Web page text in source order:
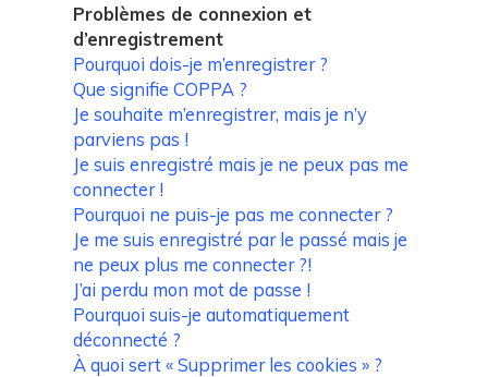
Problèmes de connexion et
d’enregistrement
Pourquoi dois-je m’enregistrer ?
Que signifie COPPA ?
Je souhaite m’enregistrer, mais je n’y
parviens pas !
Je suis enregistré mais je ne peux pas me
connecter !
Pourquoi ne puis-je pas me connecter ?
Je me suis enregistré par le passé mais je
ne peux plus me connecter ?!
J’ai perdu mon mot de passe !
Pourquoi suis-je automatiquement
déconnecté ?
À quoi sert « Supprimer les cookies » ?